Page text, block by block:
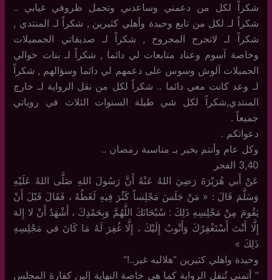
شكراً لكل من دعمني وساعدني وتحمل ظروفي غيابي ..
شكراً لـ لكل من تابع وحيدة وأهلي كثيرين , شكراً لـ المنتدي ,
شكراً لـ لاتجرح المجروح , شكراً لـ صديقاتي الجمميلات
وخاصة آسوم وعناد متابعات لي دائما , شكراً لـ بنات خوالي
الجميلات آلوش وسوس على دعمهم لي دائما وسؤالهم , شكراً
لـ وعد كانت معي دائما .. شكراً لكل من نقل الرواية لـ خارج
المنتدي,شكراً لكل شي طيلة السنوات الثلاث في روياتي
جميعاً .
دعواتكم .
وكل عام وأنتم بخير بـ مناسبة رمضان ..
3,40 الفجر
عَنْ أَبي هُرَيْرَةَ رَضِيَ اللهُ عَنْهُ أَنَّ رَسُولَ اللهِ صَلَّى اللهُ عَلَيْهِ
وَسَلَّمَ قَالَ : « مَنْ جَلَسَ مَجْلِساً كَثُرَ فِيهِ لَغَطُهُ ، فَقَالَ قَبْلَ أَنْ
يَقُومَ مِنْ مَجْلِسِهِ ذَلِكَ : سُبْحَانَكَ اللَّهُمَّ وَبِحَمْدِكَ ، أَشْهَدُ أَنْ لا إِلهَ
إِلَّا أَنْتَ أَسْتَغْفِرُكَ وَأَتْوبُ إِلَيْكَ ، إِلَّا غُفِرَ لَهُ مَا كَانَ في مَجْلِسِهِ
ذَلِكَ »
وحيدة واهلي كثيرين “هلاليه غير..!”
” أتمنى تُنقل الرواية كما هي خاصة النهاية إلين كفارة المجلس